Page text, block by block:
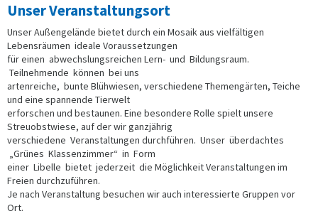
Unser Veranstaltungsort
Unser Außengelände bietet durch ein Mosaik aus vielfältigen
Lebensräumen ideale Voraussetzungen
für einen abwechslungsreichen Lern- und Bildungsraum.
Teilnehmende können bei uns
artenreiche, bunte Blühwiesen, verschiedene Themengärten, Teiche
und eine spannende Tierwelt
erforschen und bestaunen. Eine besondere Rolle spielt unsere
Streuobstwiese, auf der wir ganzjährig
verschiedene Veranstaltungen durchführen. Unser überdachtes
„Grünes Klassenzimmer“ in Form
einer Libelle bietet jederzeit die Möglichkeit Veranstaltungen im
Freien durchzuführen.
Je nach Veranstaltung besuchen wir auch interessierte Gruppen vor
Ort.